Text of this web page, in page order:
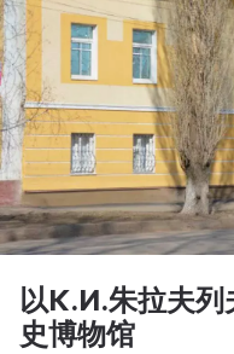
以К.И.朱拉夫列
史博物馆